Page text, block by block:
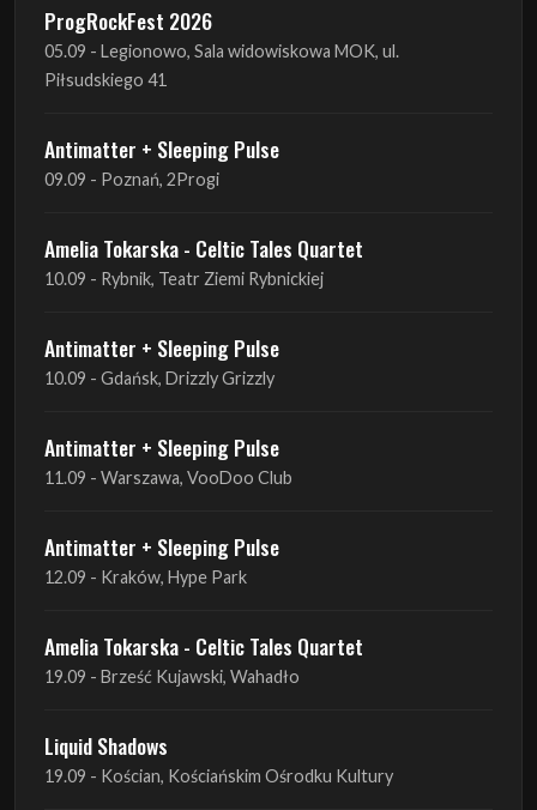
ProgRockFest 2026
05.09 - Legionowo, Sala widowiskowa MOK, ul.
Piłsudskiego 41
Antimatter + Sleeping Pulse
09.09 - Poznań, 2Progi
Amelia Tokarska - Celtic Tales Quartet
10.09 - Rybnik, Teatr Ziemi Rybnickiej
Antimatter + Sleeping Pulse
10.09 - Gdańsk, Drizzly Grizzly
Antimatter + Sleeping Pulse
11.09 - Warszawa, VooDoo Club
Antimatter + Sleeping Pulse
12.09 - Kraków, Hype Park
Amelia Tokarska - Celtic Tales Quartet
19.09 - Brześć Kujawski, Wahadło
Liquid Shadows
19.09 - Kościan, Kościańskim Ośrodku Kultury